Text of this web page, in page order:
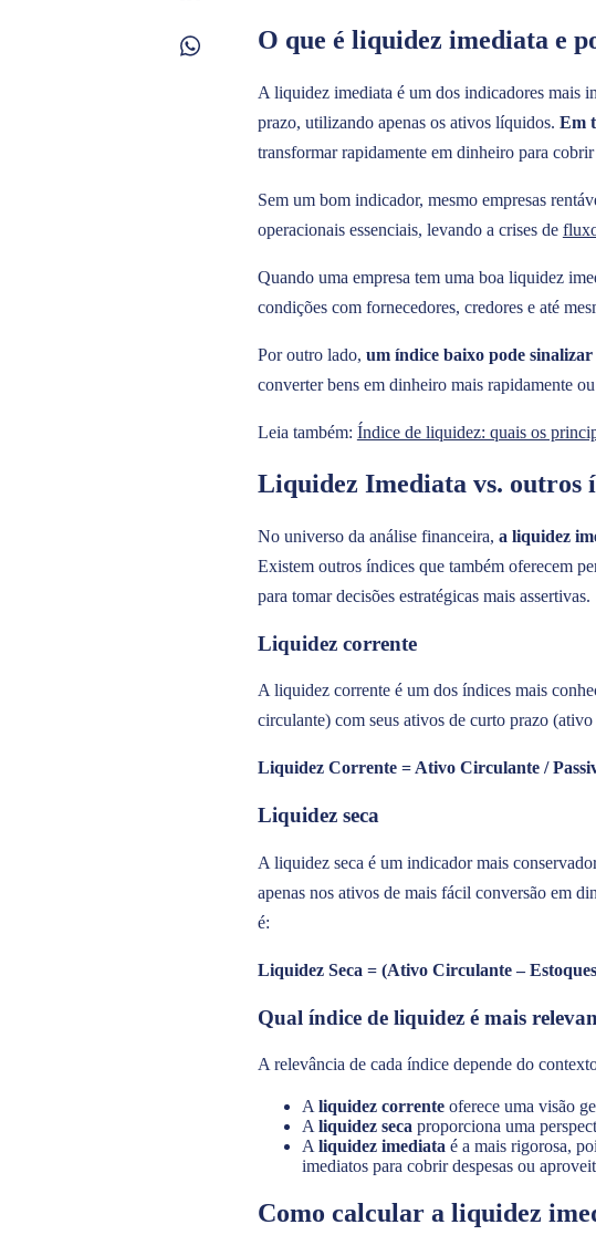
O que é liquidez imediata e
A liquidez imediata é um dos indicadores mais
prazo, utilizando apenas os ativos líquidos. Em
transformar rapidamente em dinheiro para
Sem um bom indicador, mesmo empresas
operacionais essenciais, levando a crises de
Quando uma empresa tem uma boa liquidez
condições com fornecedores, credores e até
Por outro lado, um índice baixo pode sinalizar
converter bens em dinheiro mais rapidamente
Leia também: Índice de liquidez: quais os
Liquidez Imediata vs. outros
No universo da análise financeira, a liquidez
Existem outros índices que também oferecem
para tomar decisões estratégicas mais assertivas.
Liquidez corrente
A liquidez corrente é um dos índices mais
circulante) com seus ativos de curto prazo
Liquidez Corrente = Ativo Circulante /
Liquidez seca
A liquidez seca é um indicador mais
apenas nos ativos de mais fácil conversão em
é:
Liquidez Seca = (Ativo Circulante –
Qual índice de liquidez é mais
A relevância de cada índice depende do
A liquidez correnteoferece uma visão
A liquidez seca proporciona uma
A liquidez imediata é a mais rigorosa,
imediatos para cobrir despesas ou
Como calcular a liquidez